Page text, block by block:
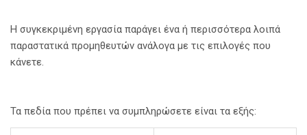
Η συγκεκριμένη εργασία παράγει ένα ή περισσότερα λοιπά
παραστατικά προμηθευτών ανάλογα με τις επιλογές που
κάνετε.
Τα πεδία που πρέπει να συμπληρώσετε είναι τα εξής: